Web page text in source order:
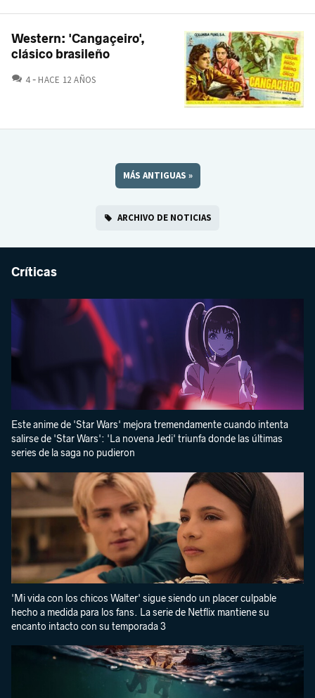
Western: 'Cangaçeiro',
clásico brasileño
4 COMENTARIOS
HACE 12 AÑOS
MÁS ANTIGUAS »
ARCHIVO DE NOTICIAS
Críticas
Este anime de 'Star Wars' mejora tremendamente cuando intenta
salirse de 'Star Wars': 'La novena Jedi' triunfa donde las últimas
series de la saga no pudieron
'Mi vida con los chicos Walter' sigue siendo un placer culpable
hecho a medida para los fans. La serie de Netflix mantiene su
encanto intacto con su temporada 3